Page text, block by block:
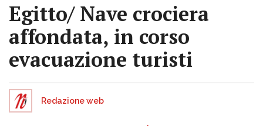
Egitto/ Nave crociera
affondata, in corso
evacuazione turisti
Redazione web